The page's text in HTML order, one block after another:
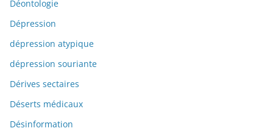
Déontologie
Dépression
dépression atypique
dépression souriante
Dérives sectaires
Déserts médicaux
Désinformation